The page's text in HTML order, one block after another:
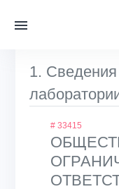
1.
# 33415